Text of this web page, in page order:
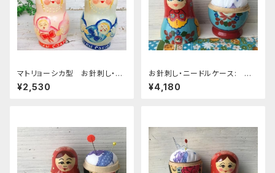
マトリョーシカ型 お針刺し・ニ
ードルケース 出産のお祝いに
♪
¥2,530
お針刺し・ニードルケース: キ
ーロフ（エプロン）15cm
¥4,180